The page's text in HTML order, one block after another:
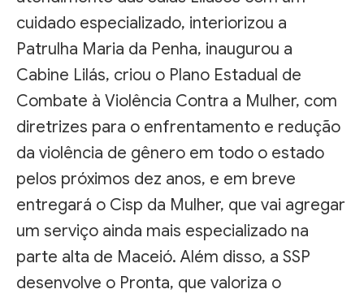
cuidado especializado, interiorizou a
Patrulha Maria da Penha, inaugurou a
Cabine Lilás, criou o Plano Estadual de
Combate à Violência Contra a Mulher, com
diretrizes para o enfrentamento e redução
da violência de gênero em todo o estado
pelos próximos dez anos, e em breve
entregará o Cisp da Mulher, que vai agregar
um serviço ainda mais especializado na
parte alta de Maceió. Além disso, a SSP
desenvolve o Pronta, que valoriza o